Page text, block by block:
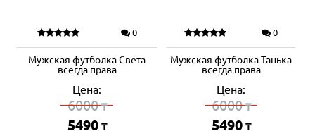
0
Мужская футболка Света
всегда права
Цена:
6000₸
5490 ₸
0
Мужская футболка Танька
всегда права
Цена:
6000₸
5490 ₸